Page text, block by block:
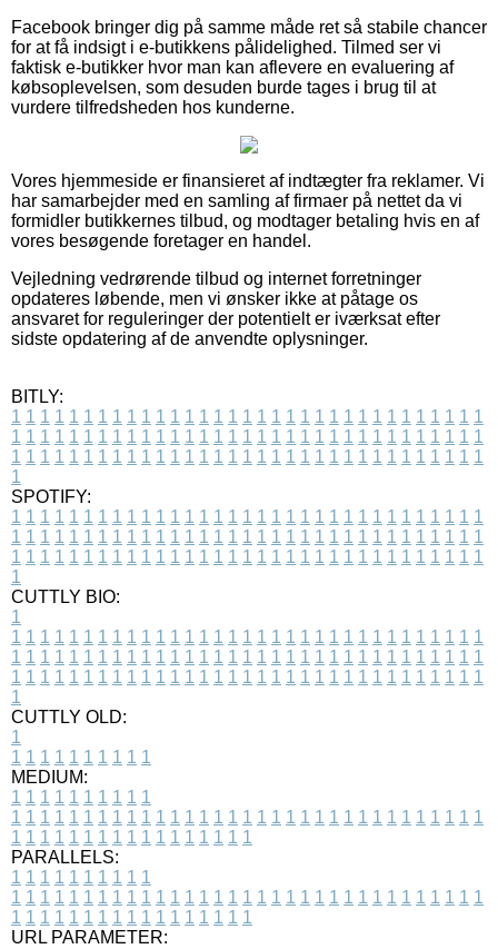
Facebook bringer dig på samme måde ret så stabile chancer
for at få indsigt i e-butikkens pålidelighed. Tilmed ser vi
faktisk e-butikker hvor man kan aflevere en evaluering af
købsoplevelsen, som desuden burde tages i brug til at
vurdere tilfredsheden hos kunderne.
Vores hjemmeside er finansieret af indtægter fra reklamer. Vi
har samarbejder med en samling af firmaer på nettet da vi
formidler butikkernes tilbud, og modtager betaling hvis en af
vores besøgende foretager en handel.
Vejledning vedrørende tilbud og internet forretninger
opdateres løbende, men vi ønsker ikke at påtage os
ansvaret for reguleringer der potentielt er iværksat efter
sidste opdatering af de anvendte oplysninger.
BITLY:
1 1 1 1 1 1 1 1 1 1 1 1 1 1 1 1 1 1 1 1 1 1 1 1 1 1 1 1 1 1 1 1 1
1 1 1 1 1 1 1 1 1 1 1 1 1 1 1 1 1 1 1 1 1 1 1 1 1 1 1 1 1 1 1 1 1
1 1 1 1 1 1 1 1 1 1 1 1 1 1 1 1 1 1 1 1 1 1 1 1 1 1 1 1 1 1 1 1 1
1
SPOTIFY:
1 1 1 1 1 1 1 1 1 1 1 1 1 1 1 1 1 1 1 1 1 1 1 1 1 1 1 1 1 1 1 1 1
1 1 1 1 1 1 1 1 1 1 1 1 1 1 1 1 1 1 1 1 1 1 1 1 1 1 1 1 1 1 1 1 1
1 1 1 1 1 1 1 1 1 1 1 1 1 1 1 1 1 1 1 1 1 1 1 1 1 1 1 1 1 1 1 1 1
1
CUTTLY BIO:
1
1 1 1 1 1 1 1 1 1 1 1 1 1 1 1 1 1 1 1 1 1 1 1 1 1 1 1 1 1 1 1 1 1
1 1 1 1 1 1 1 1 1 1 1 1 1 1 1 1 1 1 1 1 1 1 1 1 1 1 1 1 1 1 1 1 1
1 1 1 1 1 1 1 1 1 1 1 1 1 1 1 1 1 1 1 1 1 1 1 1 1 1 1 1 1 1 1 1 1
1
CUTTLY OLD:
1
1 1 1 1 1 1 1 1 1 1
MEDIUM:
1 1 1 1 1 1 1 1 1 1
1 1 1 1 1 1 1 1 1 1 1 1 1 1 1 1 1 1 1 1 1 1 1 1 1 1 1 1 1 1 1 1 1
1 1 1 1 1 1 1 1 1 1 1 1 1 1 1 1 1
PARALLELS:
1 1 1 1 1 1 1 1 1 1
1 1 1 1 1 1 1 1 1 1 1 1 1 1 1 1 1 1 1 1 1 1 1 1 1 1 1 1 1 1 1 1 1
1 1 1 1 1 1 1 1 1 1 1 1 1 1 1 1 1
URL PARAMETER: